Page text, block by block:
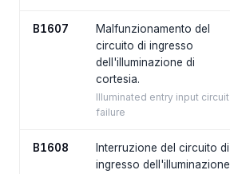
B1607
Malfunzionamento del
circuito di ingresso
dell'illuminazione di
cortesia.
Illuminated entry input circuit
failure
B1608
Interruzione del circuito di
ingresso dell'illuminazione